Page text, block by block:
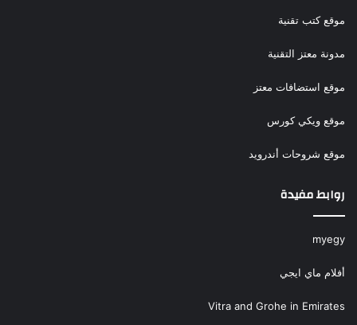
موقع كتب تقنية
مدونة معتز التقنية
موقع استضافات معتز
موقع ويكي كورس
موقع شروحات أندرويد
روابط مفيدة
myegy
أفلام ماي ايجي
Vitra and Grohe in Emirates